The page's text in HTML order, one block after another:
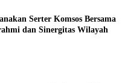
Serter Komsos Bersama
dan Sinergitas Wilayah